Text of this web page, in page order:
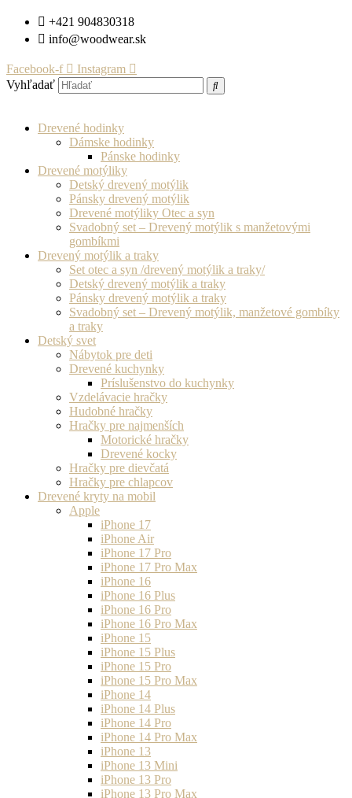
Preskočiť+421 904830318
info@woodwear.sk
Facebook-f
Instagram
Vyhľadať
Drevené hodinky
Dámske hodinky
Pánske hodinky
Drevené motýliky
Detský drevený motýlik
Pánsky drevený motýlik
Drevené motýliky Otec a syn
Svadobný set – Drevený motýlik s manžetovými
gombíkmi
Drevený motýlik a traky
Set otec a syn /drevený motýlik a traky/
Detský drevený motýlik a traky
Pánsky drevený motýlik a traky
Svadobný set – Drevený motýlik, manžetové gombíky
a traky
Detský svet
Nábytok pre deti
Drevené kuchynky
Príslušenstvo do kuchynky
Vzdelávacie hračky
Hudobné hračky
Hračky pre najmenších
Motorické hračky
Drevené kocky
Hračky pre dievčatá
Hračky pre chlapcov
Drevené kryty na mobil
Apple
iPhone 17
iPhone Air
iPhone 17 Pro
iPhone 17 Pro Max
iPhone 16
iPhone 16 Plus
iPhone 16 Pro
iPhone 16 Pro Max
iPhone 15
iPhone 15 Plus
iPhone 15 Pro
iPhone 15 Pro Max
iPhone 14
iPhone 14 Plus
iPhone 14 Pro
iPhone 14 Pro Max
iPhone 13
iPhone 13 Mini
iPhone 13 Pro
iPhone 13 Pro Max